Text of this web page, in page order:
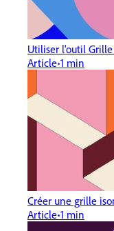
Utiliser l'outil
Article 1 min
Créer une grille
Article 1 min